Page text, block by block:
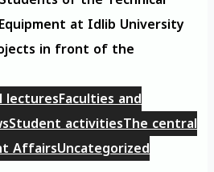
at Idlib University
in front of the
lecturesFaculties and
Student activitiesThe central
AffairsUncategorized